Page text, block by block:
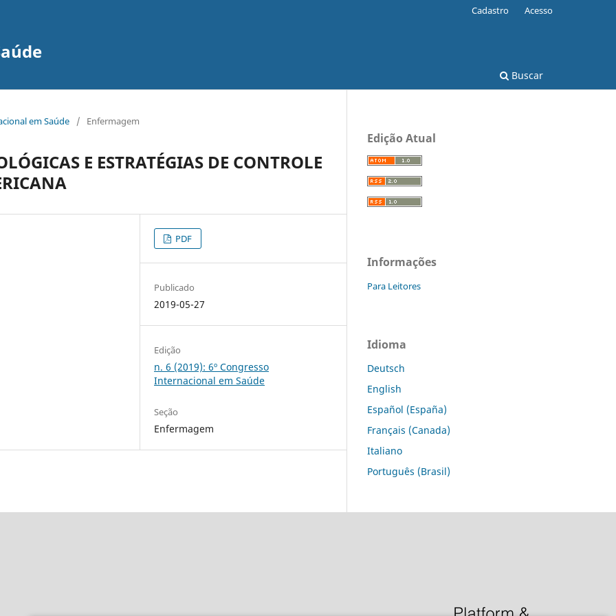
Buscar
Cadastro Acesso
em Saúde / Enfermagem
E ESTRATÉGIAS DE CONTROLE
PDF
Publicado
2019-05-27
Edição
n. 6 (2019): 6º Congresso
Internacional em Saúde
Seção
Enfermagem
Edição Atual
Informações
Para Leitores
Idioma
Deutsch
English
Español (España)
Français (Canada)
Italiano
Português (Brasil)